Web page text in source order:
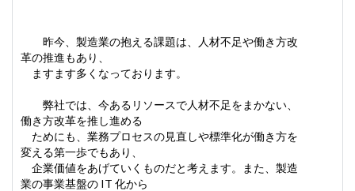
昨今、製造業の抱える課題は、人材不足や働き方改
革の推進もあり、
ますます多くなっております。
弊社では、今あるリソースで人材不足をまかない、
働き方改革を推し進める
ためにも、業務プロセスの見直しや標準化が働き方を
変える第一歩でもあり、
企業価値をあげていくものだと考えます。また、製造
業の事業基盤の IT 化から